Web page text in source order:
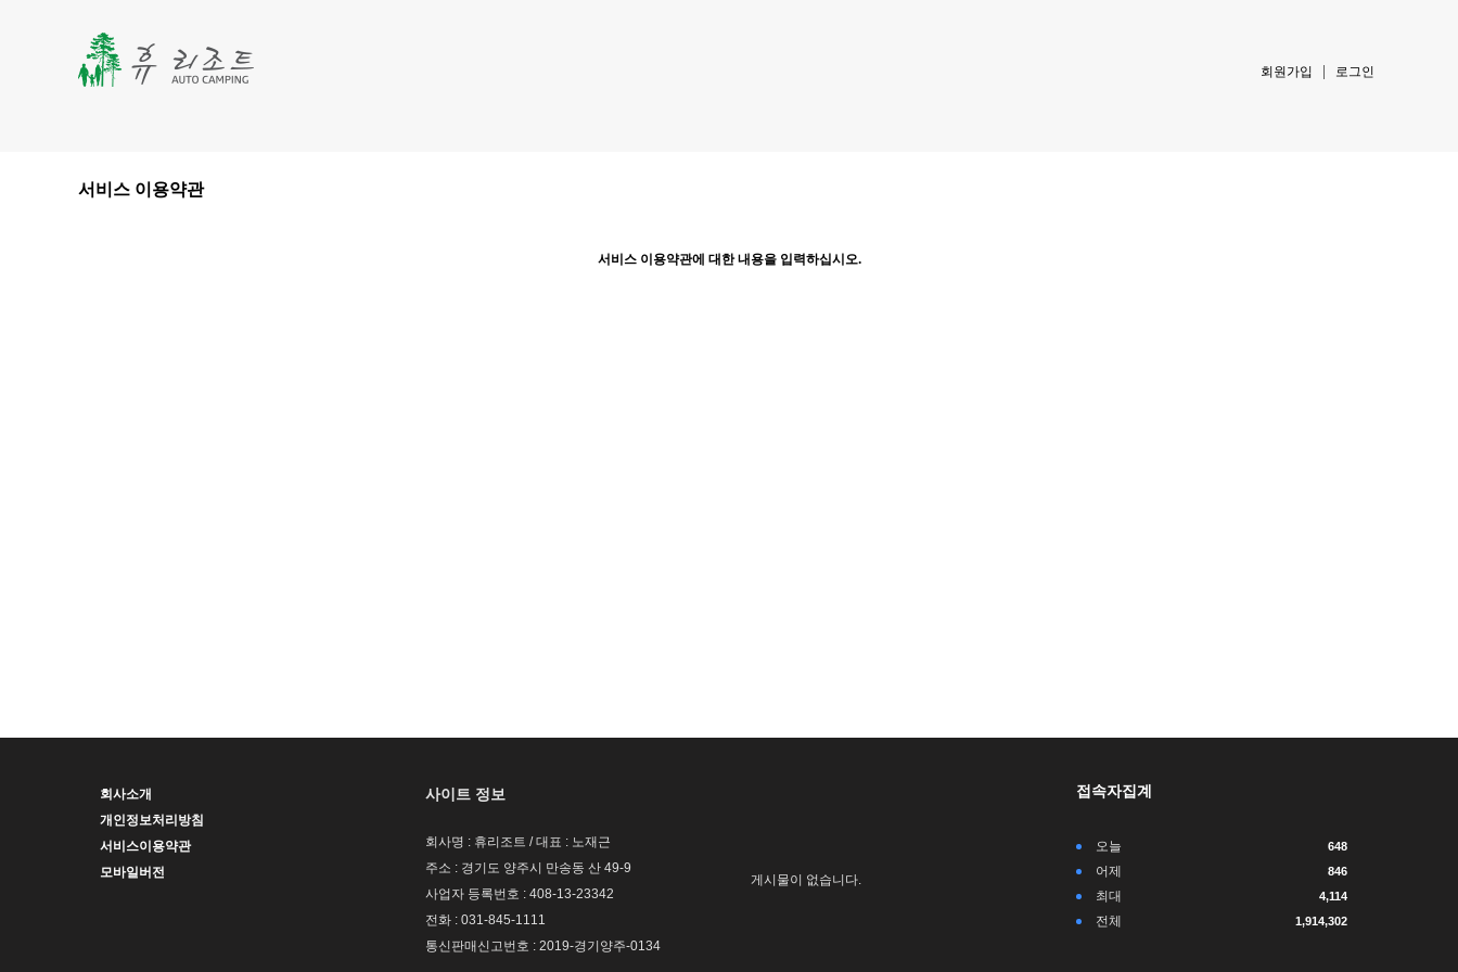
회원가입 로그인
서비스 이용약관
서비스 이용약관에 대한 내용을 입력하십시오.
회사소개
개인정보처리방침
서비스이용약관
모바일버전
사이트 정보
회사명 : 휴리조트 / 대표 : 노재근
주소 : 경기도 양주시 만송동 산 49-9
사업자 등록번호 : 408-13-23342
전화 : 031-845-1111
통신판매신고번호 : 2019-경기양주-0134
게시물이 없습니다.
접속자집계
오늘 648
어제 846
최대 4,114
전체 1,914,302